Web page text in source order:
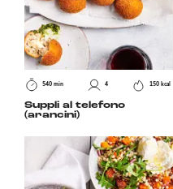
540 min 4 150 kcal
Suppli al telefono
(arancini)